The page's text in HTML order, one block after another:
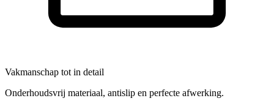
Vakmanschap tot in detail
Onderhoudsvrij materiaal, antislip en perfecte afwerking.